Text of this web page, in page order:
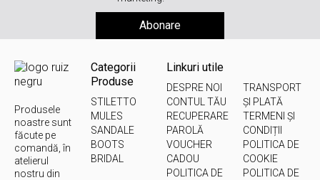
Abonare
Produsele
noastre sunt
făcute pe
comandă, în
atelierul
nostru din
Categorii
Produse
STILETTO
MULES
SANDALE
BOOTS
BRIDAL
Linkuri utile
DESPRE NOI
CONTUL TĂU
RECUPERARE
PAROLĂ
VOUCHER
CADOU
POLITICA DE
TRANSPORT
ȘI PLATĂ
TERMENI ȘI
CONDIȚII
POLITICA DE
COOKIE
POLITICA DE